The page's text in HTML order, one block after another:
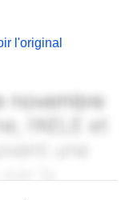
l'original